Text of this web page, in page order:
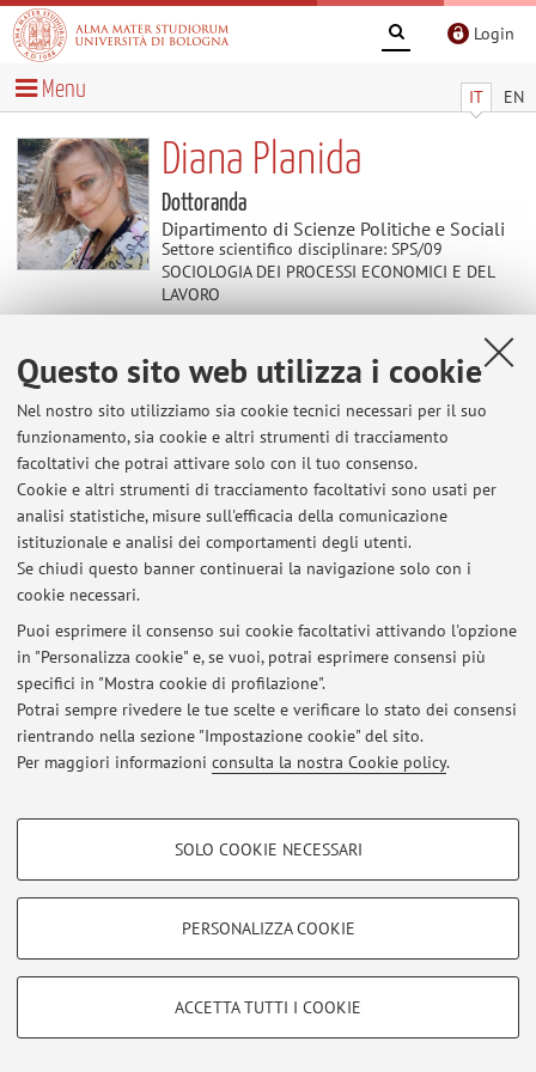
Questo sito web utilizza i cookie
Nel nostro sito utilizziamo sia cookie tecnici necessari per il suo
funzionamento, sia cookie e altri strumenti di tracciamento
facoltativi che potrai attivare solo con il tuo consenso.
Cookie e altri strumenti di tracciamento facoltativi sono usati per
analisi statistiche, misure sull'efficacia della comunicazione
istituzionale e analisi dei comportamenti degli utenti.
Se chiudi questo banner continuerai la navigazione solo con i
cookie necessari.
Puoi esprimere il consenso sui cookie facoltativi attivando l'opzione
in "Personalizza cookie" e, se vuoi, potrai esprimere consensi più
specifici in "Mostra cookie di profilazione".
Potrai sempre rivedere le tue scelte e verificare lo stato dei consensi
rientrando nella sezione "Impostazione cookie" del sito.
Per maggiori informazioni consulta la nostra Cookie policy.
COOKIE DI PROFILAZIONE - FACOLTATIVI
COOKIE TECNICI - NECESSARI
Si tratta di cookie tecnici utilizzati, a titolo esemplificativo, per il corretto
SOLO COOKIE NECESSARI
PERSONALIZZA COOKIE
ACCETTA TUTTI I COOKIE
Login
IT EN
Menu
Diana Planida
Dottoranda
Dipartimento di Scienze Politiche e Sociali
Settore scientifico disciplinare: SPS/09
SOCIOLOGIA DEI PROCESSI ECONOMICI E DEL
LAVORO
Avvisi
Al momento non sono presenti avvisi.
Area riservata
Accedi tramite loginper gestire tutti i contenuti del sito.
© 2026 - ALMA MATER STUDIORUM - Università di Bologna - Via
Zamboni, 33 - 40126 Bologna - Partita IVA: 01131710376
Privacy|Note legali|Impostazioni Cookie